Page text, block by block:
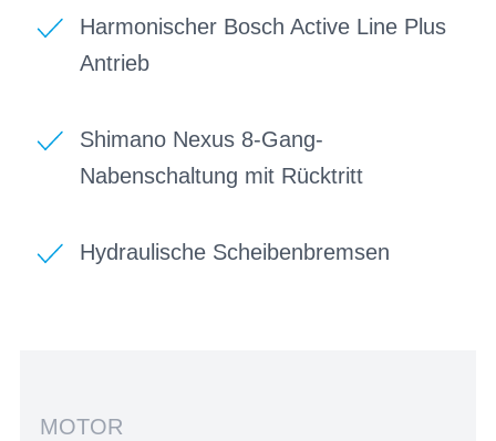
Harmonischer Bosch Active Line Plus
Antrieb
Shimano Nexus 8-Gang-
Nabenschaltung mit Rücktritt
Hydraulische Scheibenbremsen
MOTOR